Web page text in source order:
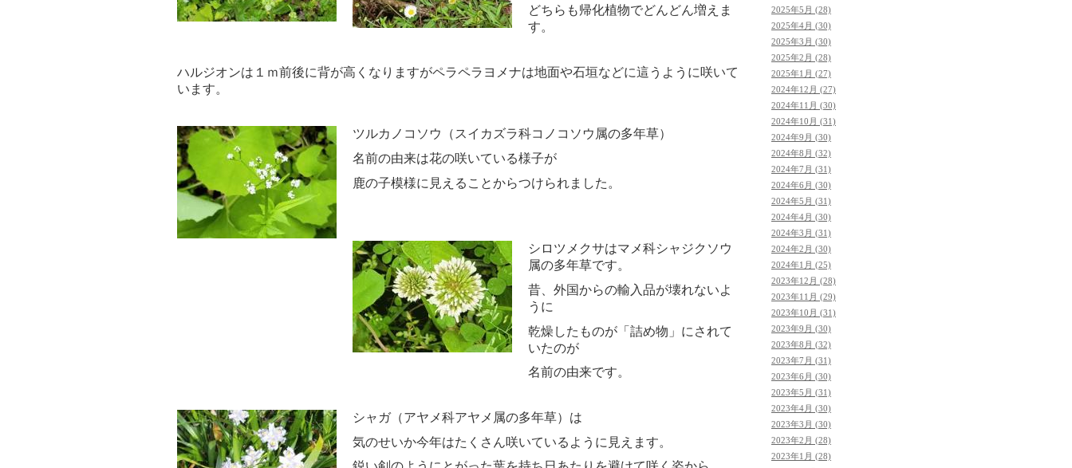
どちらも帰化植物でどんどん増えま
す。
ハルジオンは１ｍ前後に背が高くなりますがペラペラヨメナは地面や石垣などに這うように咲いて
います。
ツルカノコソウ（スイカズラ科コノコソウ属の多年草）
名前の由来は花の咲いている様子が
鹿の子模様に見えることからつけられました。
シロツメクサはマメ科シャジクソウ
属の多年草です。
昔、外国からの輸入品が壊れないよ
うに
乾燥したものが「詰め物」にされて
いたのが
名前の由来です。
シャガ（アヤメ科アヤメ属の多年草）は
気のせいか今年はたくさん咲いているように見えます。
2025年5月 (28)
2025年4月 (30)
2025年3月 (30)
2025年2月 (28)
2025年1月 (27)
2024年12月 (27)
2024年11月 (30)
2024年10月 (31)
2024年9月 (30)
2024年8月 (32)
2024年7月 (31)
2024年6月 (30)
2024年5月 (31)
2024年4月 (30)
2024年3月 (31)
2024年2月 (30)
2024年1月 (25)
2023年12月 (28)
2023年11月 (29)
2023年10月 (31)
2023年9月 (30)
2023年8月 (32)
2023年7月 (31)
2023年6月 (30)
2023年5月 (31)
2023年4月 (30)
2023年3月 (30)
2023年2月 (28)
2023年1月 (28)